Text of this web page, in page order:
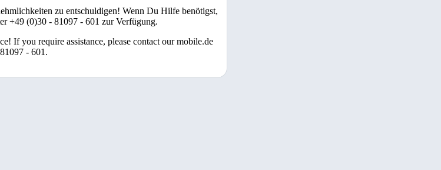
zu entschuldigen! Wenn Du Hilfe benötigst,
+49 (0)30 - 81097 - 601 zur Verfügung.
If you require assistance, please contact our mobile.de
- 601.